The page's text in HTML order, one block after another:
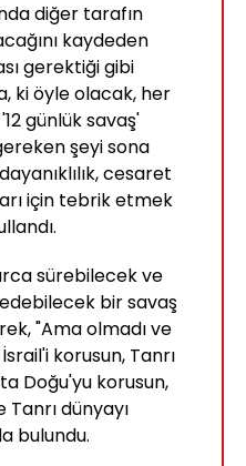
diğer tarafın
kaydeden
gerektiği gibi
ki öyle olacak, her
günlük savaş'
şeyi sona
cesaret
için tebrik etmek
sürebilecek ve
bir savaş
"Ama olmadı ve
korusun, Tanrı
Doğu'yu korusun,
Tanrı dünyayı
bulundu.